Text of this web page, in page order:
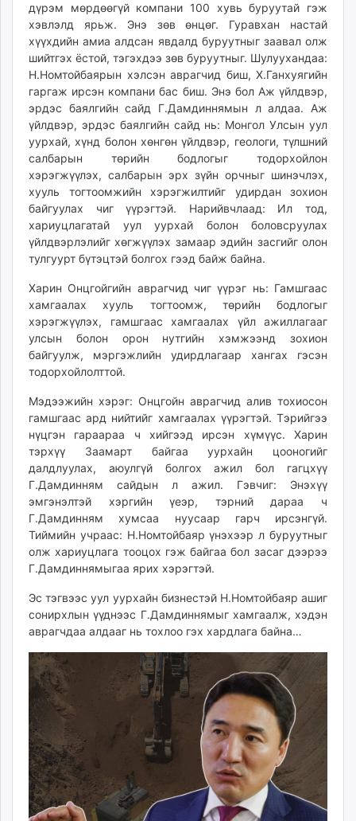
urlag.mn
unen.mn
asu.mn
shudarga.mn
shuurhai.mn
unuudur.mn
isee.mn
mglradio.com
fact.mn
itoim.mn
tumen.mn
shuum.mn
times.mn
tvmongolia.mn
mass.mn
unegui.mn
assa.mn
toim.mn
tac.mn
paparazzi.mn
unread.today
дүрэм мөрдөөгүй компани 100 хувь буруутай гэж
хэвлэлд ярьж. Энэ зөв өнцөг. Гуравхан настай
хүүхдийн амиа алдсан явдалд буруутныг заавал олж
шийтгэх ёстой, тэгэхдээ зөв буруутныг. Шулуухандаа:
Н.Номтойбаярын хэлсэн аврагчид биш, Х.Ганхуягийн
гаргаж ирсэн компани бас биш. Энэ бол Аж үйлдвэр,
эрдэс баялгийн сайд Г.Дамдиннямын л алдаа. Аж
үйлдвэр, эрдэс баялгийн сайд нь: Монгол Улсын уул
уурхай, хүнд болон хөнгөн үйлдвэр, геологи, түлшний
салбарын төрийн бодлогыг тодорхойлон
хэрэгжүүлэх, салбарын эрх зүйн орчныг шинэчлэх,
хууль тогтоомжийн хэрэгжилтийг удирдан зохион
байгуулах чиг үүрэгтэй. Нарийвчлаад: Ил тод,
хариуцлагатай уул уурхай болон боловсруулах
үйлдвэрлэлийг хөгжүүлэх замаар эдийн засгийг олон
тулгуурт бүтэцтэй болгох гээд байж байна.
Харин Онцгойгийн аврагчид чиг үүрэг нь: Гамшгаас
хамгаалах хууль тогтоомж, төрийн бодлогыг
хэрэгжүүлэх, гамшгаас хамгаалах үйл ажиллагааг
улсын болон орон нутгийн хэмжээнд зохион
байгуулж, мэргэжлийн удирдлагаар хангах гэсэн
тодорхойлолттой.
Мэдээжийн хэрэг: Онцгойн аврагчид алив тохиосон
гамшгаас ард нийтийг хамгаалах үүрэгтэй. Тэрийгээ
нүцгэн гараараа ч хийгээд ирсэн хүмүүс. Харин
тэрхүү Заамарт байгаа уурхайн цооногийг
далдлуулах, аюулгүй болгох ажил бол гагцхүү
Г.Дамдинням сайдын л ажил. Гэвчиг: Энэхүү
эмгэнэлтэй хэргийн үеэр, тэрний дараа ч
Г.Дамдинням хумсаа нуусаар гарч ирсэнгүй.
Тиймийн учраас: Н.Номтойбаяр үнэхээр л буруутныг
олж хариуцлага тооцох гэж байгаа бол засаг дээрээ
Г.Дамдиннямыгаа ярих хэрэгтэй.
Эс тэгвээс уул уурхайн бизнестэй Н.Номтойбаяр ашиг
сонирхлын үүднээс Г.Дамдиннямыг хамгаалж, хэдэн
аврагчдаа алдааг нь тохлоо гэх хардлага байна…